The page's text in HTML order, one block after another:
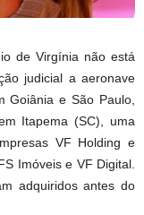
de Virgínia não está
judicial a aeronave
Goiânia e São Paulo,
Itapema (SC), uma
VF Holding e
Imóveis e VF Digital.
adquiridos antes do